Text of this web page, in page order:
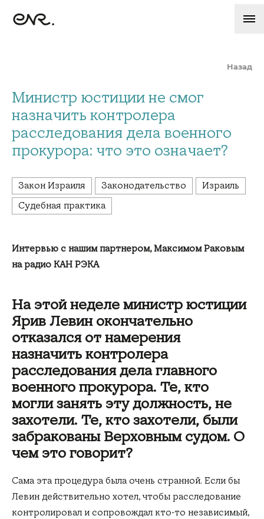
Назад
Министр юстиции не смог
назначить контролера
расследования дела военного
прокурора: что это означает?
Закон Израиля Законодательство
Израиль
Судебная практика
Интервью с нашим партнером, Максимом Раковым
на радио КАН РЭКА
На этой неделе министр юстиции
Ярив Левин окончательно
отказался от намерения
назначить контролера
расследования дела главного
военного прокурора. Те, кто
могли занять эту должность, не
захотели. Те, кто захотели, были
забракованы Верховным судом. О
чем это говорит?
Сама эта процедура была очень странной. Если бы
Левин действительно хотел, чтобы расследование
контролировал и сопровождал кто-то независимый,